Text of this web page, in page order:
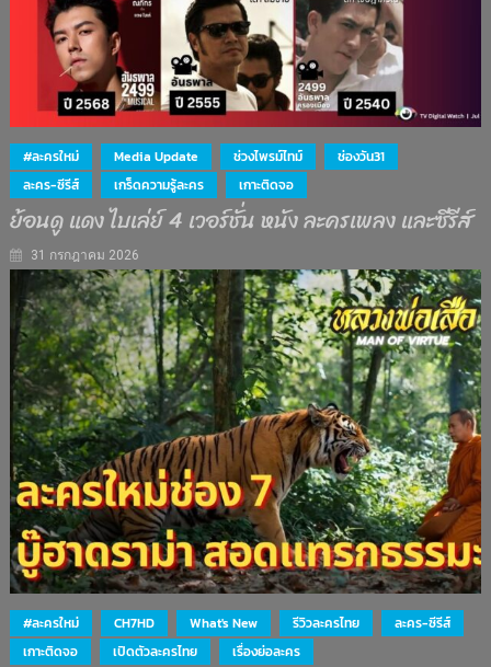
#ละครใหม่ Media Update ช่วงไพรม์ไทม์
ช่องวัน31
ละคร-ซีรีส์
เกร็ดความรู้ละคร เกาะติดจอ
ย้อนดู แดง ไบเล่ย์ 4 เวอร์ชั่น หนัง ละครเพลง และซีรีส์
31 กรกฎาคม 2026
#ละครใหม่ CH7HD What's New รีวิวละครไทย
ละคร-ซีรีส์
เกาะติดจอ
เปิดตัวละครไทย เรื่องย่อละคร